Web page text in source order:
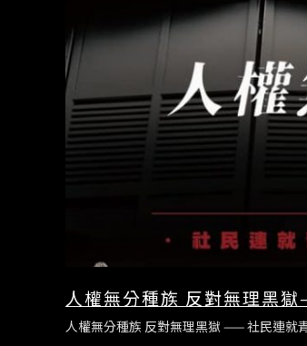
人權無分種族 反對無理黑
人權無分種族 反對無理黑獄 —— 社民連就